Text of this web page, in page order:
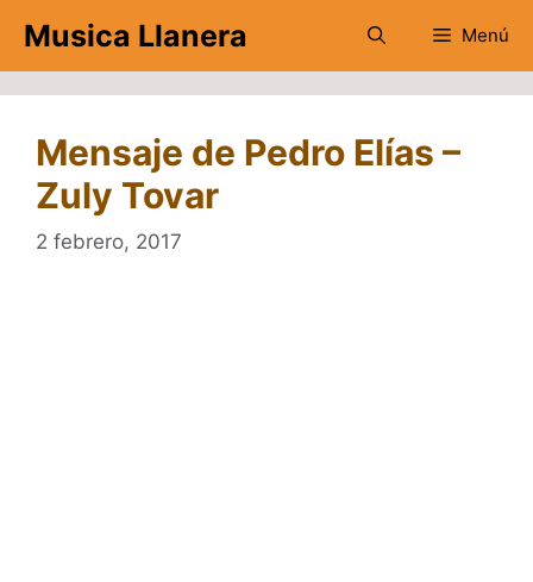
contenido
Musica Llanera Menú
Mensaje de Pedro Elías –
Zuly Tovar
2 febrero, 2017